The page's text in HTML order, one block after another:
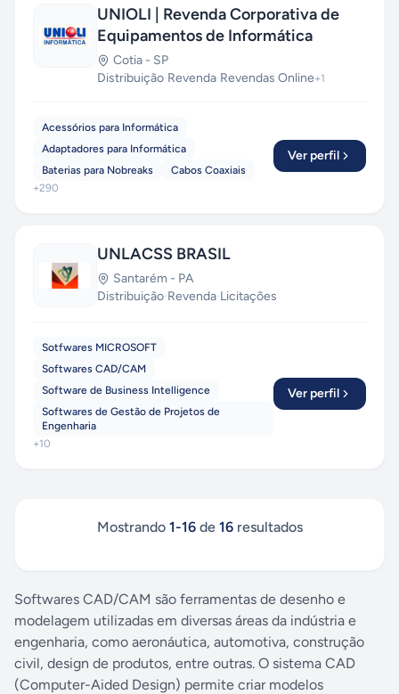
UNIOLI | Revenda Corporativa de
Equipamentos de Informática
Cotia - SP
Distribuição·Revenda·Revendas Online+1
Acessórios para Informática
Adaptadores para Informática
Baterias para Nobreaks
Cabos Coaxiais
+290
Ver perfil
UNLACSS BRASIL
Santarém - PA
Distribuição·Revenda·Licitações
Sotfwares MICROSOFT
Softwares CAD/CAM
Software de Business Intelligence
Softwares de Gestão de Projetos de
Engenharia
+10
Ver perfil
Mostrando 1-16de 16resultados
Softwares CAD/CAM são ferramentas de desenho e
modelagem utilizadas em diversas áreas da indústria e
engenharia, como aeronáutica, automotiva, construção
civil, design de produtos, entre outras. O sistema CAD
(Computer-Aided Design) permite criar modelos